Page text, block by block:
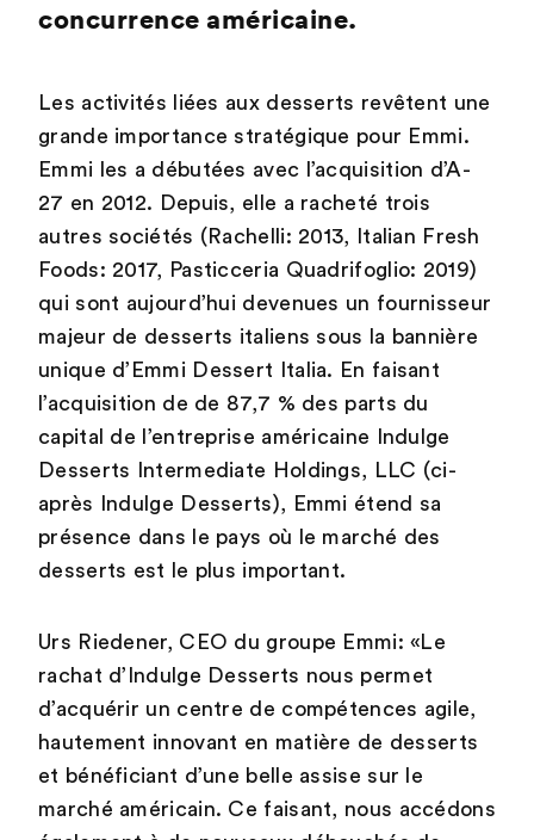
concurrence américaine.
Les activités liées aux desserts revêtent une
grande importance stratégique pour Emmi.
Emmi les a débutées avec l’acquisition d’A-
27 en 2012. Depuis, elle a racheté trois
autres sociétés (Rachelli: 2013, Italian Fresh
Foods: 2017, Pasticceria Quadrifoglio: 2019)
qui sont aujourd’hui devenues un fournisseur
majeur de desserts italiens sous la bannière
unique d’Emmi Dessert Italia. En faisant
l’acquisition de de 87,7 % des parts du
capital de l’entreprise américaine Indulge
Desserts Intermediate Holdings, LLC (ci-
après Indulge Desserts), Emmi étend sa
présence dans le pays où le marché des
desserts est le plus important.
Urs Riedener, CEO du groupe Emmi: «Le
rachat d’Indulge Desserts nous permet
d’acquérir un centre de compétences agile,
hautement innovant en matière de desserts
et bénéficiant d’une belle assise sur le
marché américain. Ce faisant, nous accédons